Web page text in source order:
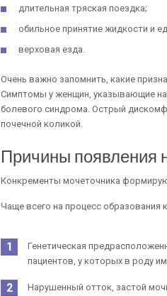
длительная тряская поездка;
обильное принятие жидкости и
верховая езда.
Очень важно запомнить, какие
Симптомы у женщин, указывающие
болевого синдрома. Острый
почечной коликой.
Причины появления
Конкременты мочеточника
Чаще всего на процесс
Генетическая
пациентов, у которых в роду
Нарушенный отток, застой